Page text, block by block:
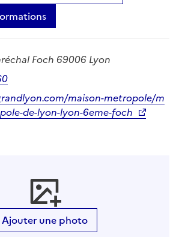
Foch 69006 Lyon
maison-metropole/m
de-lyon-lyon-6eme-foch
Ajouter une photo